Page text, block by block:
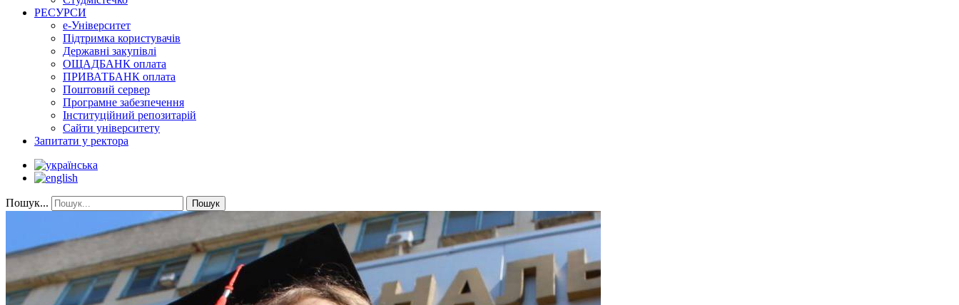
РЕСУРСИ
е-Університет
Підтримка користувачів
Державні закупівлі
ОЩАДБАНК оплата
ПРИВАТБАНК оплата
Поштовий сервер
Програмне забезпечення
Інституційний репозитарій
Сайти університету
Запитати у ректора
Пошук... Пошук